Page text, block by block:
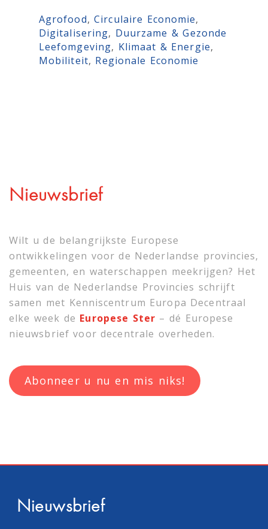
Agrofood, Circulaire Economie
Digitalisering, Duurzame & Gezonde
Leefomgeving, Klimaat & Energie
Mobiliteit, Regionale Economie
Nieuwsbrief
Wilt u de belangrijkste Europese
ontwikkelingen voor de Nederlandse provincies,
gemeenten, en waterschappen meekrijgen? Het
Huis van de Nederlandse Provincies schrijft
samen met Kenniscentrum Europa Decentraal
elke week de Europese Ster – dé Europese
nieuwsbrief voor decentrale overheden.
Abonneer u nu en mis niks!
Nieuwsbrief